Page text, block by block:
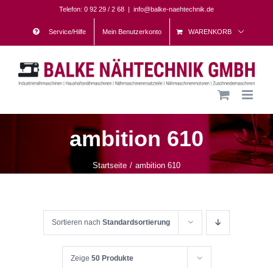
content
Telefon: 0 92 29 / 2 68 | info@balke-naehtechnik.de
Service/Hilfe Mein Benutzerkonto WARENKORB
ambition 610
Startseite ambition 610
Sortieren nach Standardsortierung
Zeige 50 Produkte